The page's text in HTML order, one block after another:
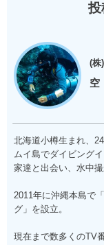
投
(株
空
北海道小樽生まれ、
ムイ島でダイビング
家達と出会い、水中撮
2011年に沖縄本島で
グ」を設立。
現在まで数多くのTV